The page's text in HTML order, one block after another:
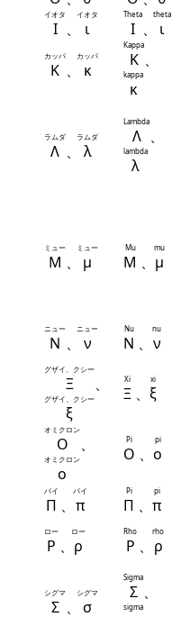
Ι
イオタ
、 ι
イオタ
Ι
Theta
、 ι
theta
Κ
カッパ
、 κ
カッパ Κ
Kappa
、
κ
kappa
Λ
ラムダ
、 λ
ラムダ Λ
Lambda
、
λ
lambda
Μ
ミュー
、 μ
ミュー
Μ
Mu
、 μ
mu
Ν
ニュー
、 ν
ニュー
Ν
Nu
、 ν
nu
Ξ
グザイ、クシー
、
ξ
グザイ、クシー Ξ
Xi
、 ξ
xi
Ο
オミクロン
、
ο
オミクロン Ο
Pi
、 ο
pi
Π
パイ
、 π
パイ
Π
Pi
、 π
pi
Ρ
ロー
、 ρ
ロー
Ρ
Rho
、 ρ
rho
Σ
シグマ
、 σ
シグマ Σ
Sigma
、
sigma